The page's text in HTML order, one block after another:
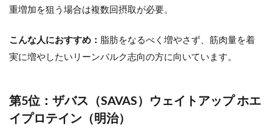
重増加を狙う場合は複数回摂取が必要。
こんな人におすすめ： 脂肪をなるべく増やさず、筋肉量を着
実に増やしたいリーンバルク志向の方に向いています。
第5位：ザバス（SAVAS）ウェイトアップ ホエ
イプロテイン（明治）